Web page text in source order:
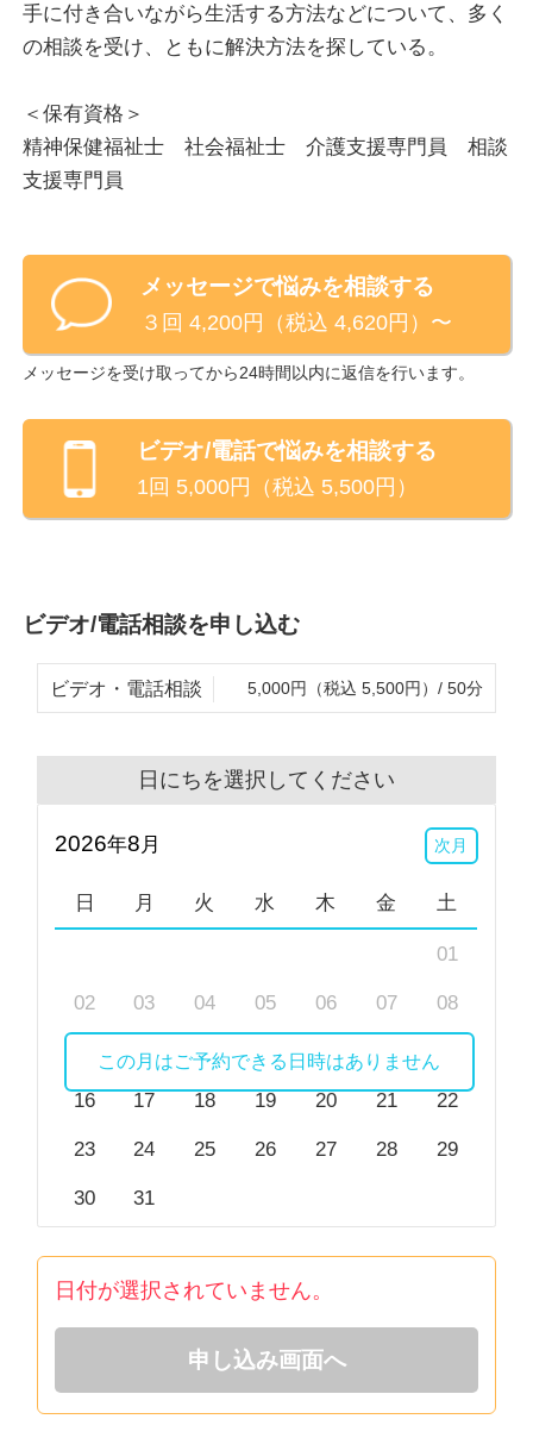
私は、精神科領域の医療関係で約20年、福祉関係で約
15年、クライアントさんのご相談を受けてきました。
統合失調症・うつ病・躁うつ病・発達障害・適応障害
などにより、生活上の困難を抱える多くの方のお話を
聞き、
・病気療養上の問題
・家族関係の問題
・パートナーとの問題
・さまざまな人間関係の問題
などについて、解決法を探すお手伝いをして来まし
ソーシャルワーカーとして長く働いてきたので、社会
介護関係の資格も有しており、私自身も両親を看取っ
た経験があるので、
・介護関係の問題や悩み
どうぞよろしくお願いいたします。
※ビデオ相談でお顔を見られたくないといった場合、
カメラをオフにして相談を行うことも可能です。
手に付き合いながら生活する方法などについて、多く
の相談を受け、ともに解決方法を探している。
＜保有資格＞
精神保健福祉士 社会福祉士 介護支援専門員 相談
支援専門員
メッセージで悩みを相談する
３回 4,200円（税込 4,620円）〜
メッセージを受け取ってから24時間以内に返信を行います。
ビデオ/電話で悩みを相談する
1回 5,000円（税込 5,500円）
ビデオ/電話相談を申し込む
ビデオ・電話相談 5,000円（税込 5,500円）/ 50分
日にちを選択してください
2026年8 月 次月
日 月 火 水 木 金 土
01
02 03 04 05 06 07 08
10 11 12 13 14
16 17 18 19 20 21 22
23 24 25 26 27 28 29
30 31
この月はご予約できる日時はありません
日付が選択されていません。
申し込み画面へ